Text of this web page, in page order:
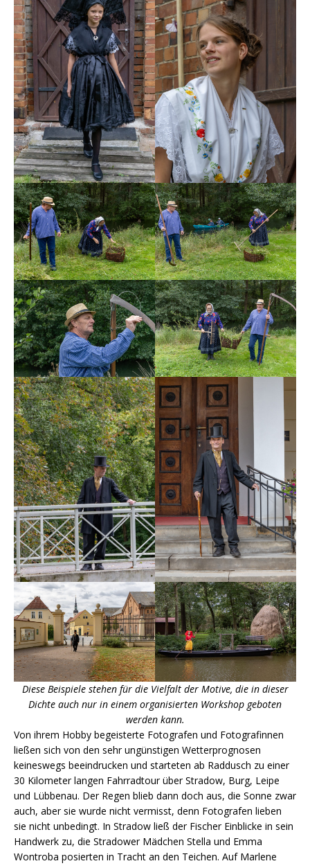
Diese Beispiele stehen für die Vielfalt der Motive, die in dieser
Dichte auch nur in einem organisierten Workshop geboten
werden kann.
Von ihrem Hobby begeisterte Fotografen und Fotografinnen
ließen sich von den sehr ungünstigen Wetterprognosen
keineswegs beeindrucken und starteten ab Raddusch zu einer
30 Kilometer langen Fahrradtour über Stradow, Burg, Leipe
und Lübbenau. Der Regen blieb dann doch aus, die Sonne zwar
auch, aber sie wurde nicht vermisst, denn Fotografen lieben
sie nicht unbedingt. In Stradow ließ der Fischer Einblicke in sein
Handwerk zu, die Stradower Mädchen Stella und Emma
Wontroba posierten in Tracht an den Teichen. Auf Marlene